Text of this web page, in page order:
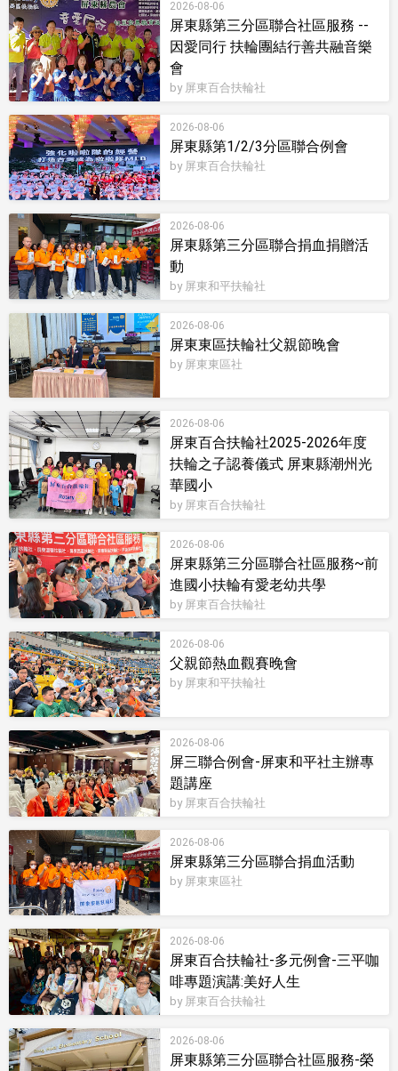
2026-08-06
屏東縣第三分區聯合社區服務 --
因愛同行 扶輪團結行善共融音樂
會
by 屏東百合扶輪社
2026-08-06
屏東縣第1/2/3分區聯合例會
by 屏東百合扶輪社
2026-08-06
屏東縣第三分區聯合捐血捐贈活
動
by 屏東和平扶輪社
2026-08-06
屏東東區扶輪社父親節晚會
by 屏東東區社
2026-08-06
屏東百合扶輪社2025-2026年度
扶輪之子認養儀式 屏東縣潮州光
華國小
by 屏東百合扶輪社
2026-08-06
屏東縣第三分區聯合社區服務~前
進國小扶輪有愛老幼共學
by 屏東百合扶輪社
2026-08-06
父親節熱血觀賽晚會
by 屏東和平扶輪社
2026-08-06
屏三聯合例會-屏東和平社主辦專
題講座
by 屏東百合扶輪社
2026-08-06
屏東縣第三分區聯合捐血活動
by 屏東東區社
2026-08-06
屏東百合扶輪社-多元例會-三平咖
啡專題演講:美好人生
by 屏東百合扶輪社
2026-08-06
屏東縣第三分區聯合社區服務-榮